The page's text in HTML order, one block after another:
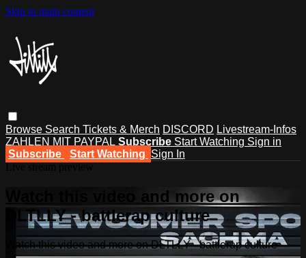
Skip to main content
Browse Search Tickets & Merch DISCORD Livestream-Infos
ZAHLEN MIT PAYPAL Subscribe Start Watching Sign in
Subscribe
Start Watching Sign In
Watch this video and more on
DLTLLY - battlerap culture
Watch this video and more on DLTLLY - battlerap culture